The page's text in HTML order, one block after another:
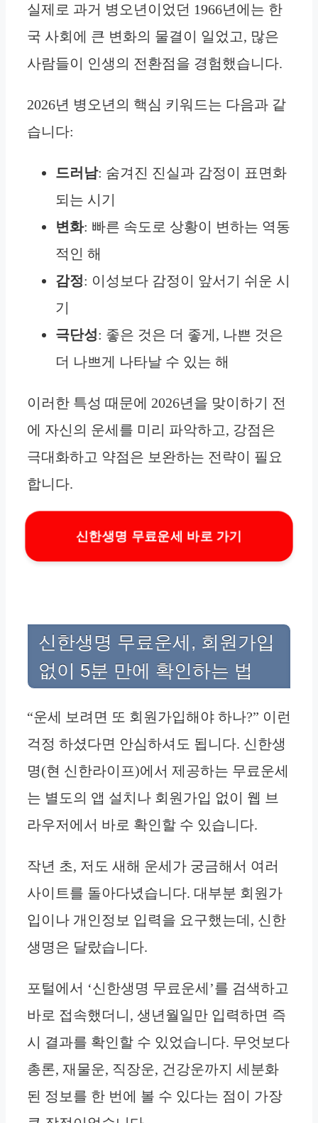
실제로 과거 병오년이었던 1966년에는 한
국 사회에 큰 변화의 물결이 일었고, 많은
사람들이 인생의 전환점을 경험했습니다.
2026년 병오년의 핵심 키워드는 다음과 같
습니다:
드러남: 숨겨진 진실과 감정이 표면화
되는 시기
변화: 빠른 속도로 상황이 변하는 역동
적인 해
감정: 이성보다 감정이 앞서기 쉬운 시
기
극단성: 좋은 것은 더 좋게, 나쁜 것은
더 나쁘게 나타날 수 있는 해
이러한 특성 때문에 2026년을 맞이하기 전
에 자신의 운세를 미리 파악하고, 강점은
극대화하고 약점은 보완하는 전략이 필요
합니다.
신한생명 무료운세 바로 가기
신한생명 무료운세, 회원가입
없이 5분 만에 확인하는 법
“운세 보려면 또 회원가입해야 하나?” 이런
걱정 하셨다면 안심하셔도 됩니다. 신한생
명(현 신한라이프)에서 제공하는 무료운세
는 별도의 앱 설치나 회원가입 없이 웹 브
라우저에서 바로 확인할 수 있습니다.
작년 초, 저도 새해 운세가 궁금해서 여러
사이트를 돌아다녔습니다. 대부분 회원가
입이나 개인정보 입력을 요구했는데, 신한
생명은 달랐습니다.
포털에서 ‘신한생명 무료운세’를 검색하고
바로 접속했더니, 생년월일만 입력하면 즉
시 결과를 확인할 수 있었습니다. 무엇보다
총론, 재물운, 직장운, 건강운까지 세분화
된 정보를 한 번에 볼 수 있다는 점이 가장